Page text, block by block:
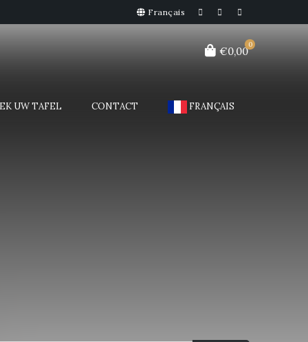
Français
0
€0,00
UW TAFEL CONTACT FRANÇAIS